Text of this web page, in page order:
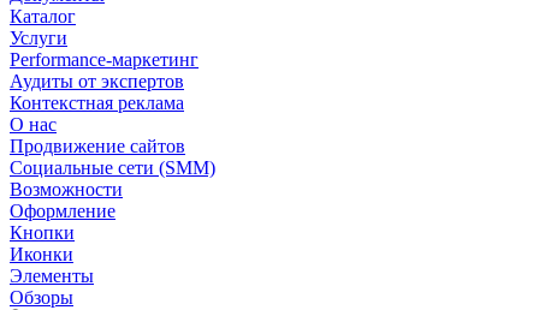
Каталог
Услуги
Performance-маркетинг
Аудиты от экспертов
Контекстная реклама
О нас
Продвижение сайтов
Социальные сети (SMM)
Возможности
Оформление
Кнопки
Иконки
Элементы
Обзоры